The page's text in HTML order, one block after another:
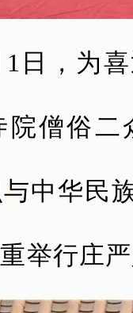
1日，为
院僧俗
中华民
举行庄